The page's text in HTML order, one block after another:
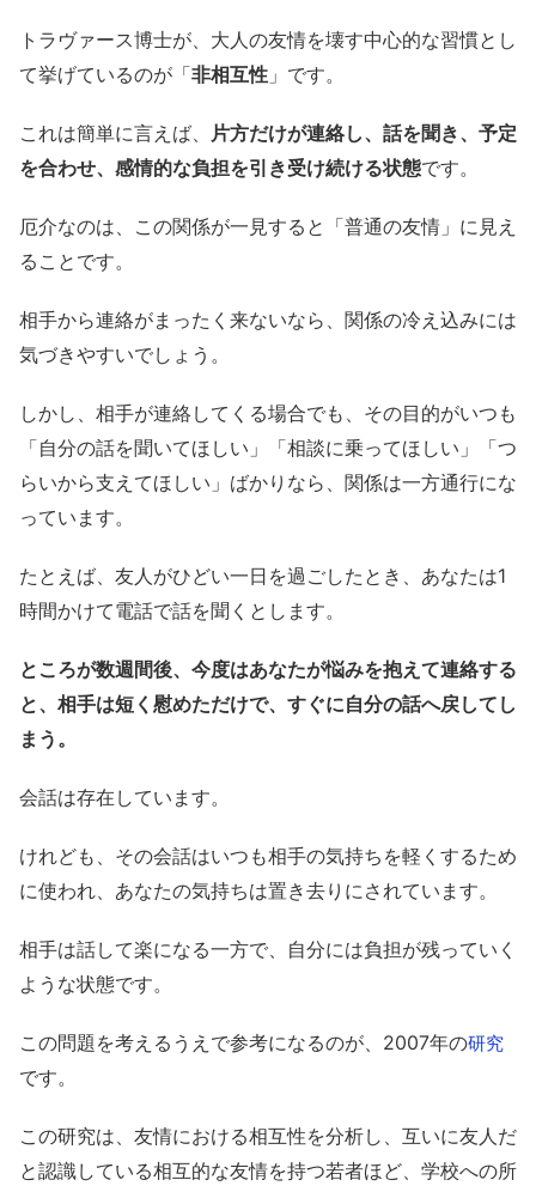
トラヴァース博士が、大人の友情を壊す中心的な習慣とし
て挙げているのが「非相互性 」です。
これは簡単に言えば、 片方だけが連絡し、話を聞き、予定
を合わせ、感情的な負担を引き受け続ける状態です。
厄介なのは、この関係が一見すると「普通の友情」に見え
ることです。
相手から連絡がまったく来ないなら、関係の冷え込みには
気づきやすいでしょう。
しかし、相手が連絡してくる場合でも、その目的がいつも
「自分の話を聞いてほしい」「相談に乗ってほしい」「つ
らいから支えてほしい」ばかりなら、関係は一方通行にな
っています。
たとえば、友人がひどい一日を過ごしたとき、あなたは1
時間かけて電話で話を聞くとします。
ところが数週間後、今度はあなたが悩みを抱えて連絡する
と、相手は短く慰めただけで、すぐに自分の話へ戻してし
まう。
会話は存在しています。
けれども、その会話はいつも相手の気持ちを軽くするため
に使われ、あなたの気持ちは置き去りにされています。
相手は話して楽になる一方で、自分には負担が残っていく
ような状態です。
この問題を考えるうえで参考になるのが、2007年の研究
です。
この研究は、友情における相互性を分析し、互いに友人だ
と認識している相互的な友情を持つ若者ほど、学校への所